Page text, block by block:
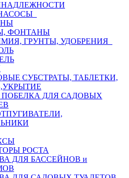
ФОНТАНЫ
ГРУНТЫ, УДОБРЕНИЯ
СУБСТРАТЫ, ТАБЛЕТКИ,
ПОБЕЛКА ДЛЯ САДОВЫХ
РОСТА
ДЛЯ БАССЕЙНОВ и